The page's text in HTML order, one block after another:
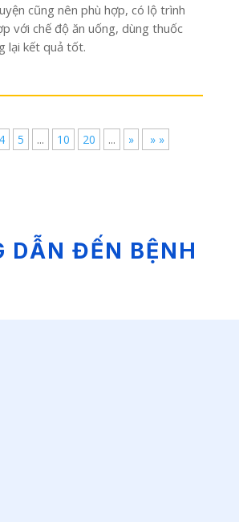
cũng nên phù hợp, có lộ trình
với chế độ ăn uống, dùng thuốc
lại kết quả tốt.
4 5 ... 10 20 ... » » »
DẪN ĐẾN BỆNH